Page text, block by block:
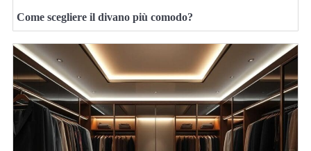
Come scegliere il divano più comodo?